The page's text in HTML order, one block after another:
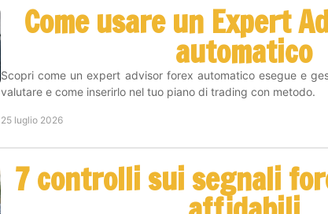
Come usare un Expert
automatico
Scopri come un expert advisor forex automatico esegue e
valutare e come inserirlo nel tuo piano di trading con metodo.
25 luglio 2026
7 controlli sui segnali